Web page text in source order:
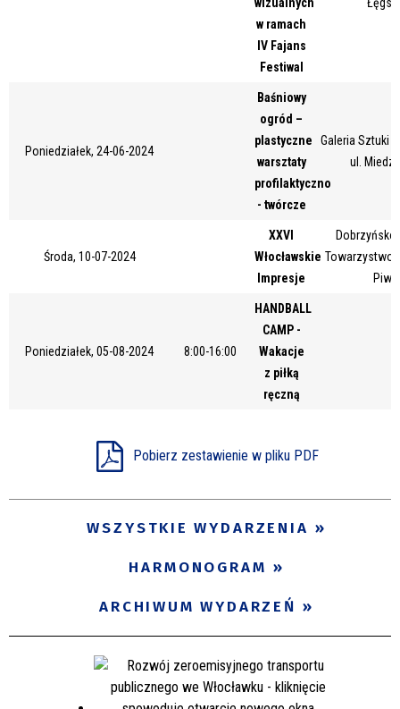
w ramach
IV Fajans
Festiwal
Poniedziałek, 24-06-2024
Baśniowy
ogród –
plastyczne
warsztaty
profilaktyczno
- twórcze
Galeria Sztuki
ul.
Środa, 10-07-2024
XXVI
Włocławskie
Impresje
Towarzystwo
Poniedziałek, 05-08-2024 8:00-16:00
HANDBALL
CAMP -
Wakacje
z piłką
ręczną
Pobierz zestawienie w pliku PDF
WSZYSTKIE WYDARZENIA
HARMONOGRAM
ARCHIWUM WYDARZEŃ